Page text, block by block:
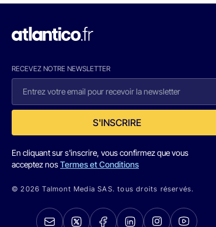
RECEVEZ NOTRE NEWSLETTER
S'INSCRIRE
En cliquant sur s'inscrire, vous confirmez que vous
acceptez nosTermes et Conditions
© 2026 Talmont Media SAS. tous droits réservés.